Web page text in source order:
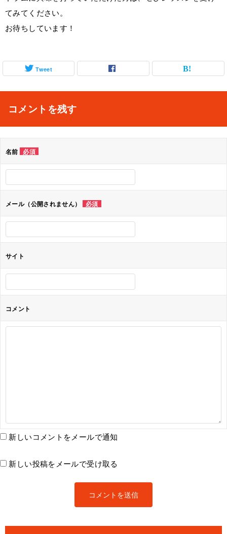
てみてください。
お待ちしています！
Tweet
コメントを残す
名前 必須
メール（公開されません） 必須
サイト
コメント
新しいコメントをメールで通知
新しい投稿をメールで受け取る